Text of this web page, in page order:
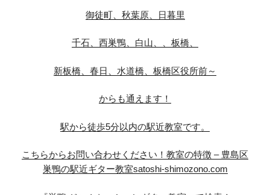
御徒町、秋葉原、日暮里
千石、西巣鴨、白山、、板橋、
新板橋、春日、水道橋、板橋区役所前～
からも通えます！
駅から徒歩5分以内の駅近教室です。
こちらからお問い合わせください！ 教室の特徴 – 豊島区
巣鴨の駅近ギター教室satoshi-shimozono.com